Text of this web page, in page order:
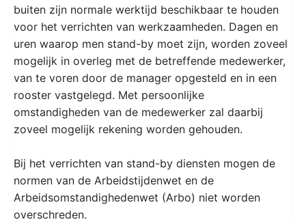
buiten zijn normale werktijd beschikbaar te houden
voor het verrichten van werkzaamheden. Dagen en
uren waarop men stand-by moet zijn, worden zoveel
mogelijk in overleg met de betreffende medewerker,
van te voren door de manager opgesteld en in een
rooster vastgelegd. Met persoonlijke
omstandigheden van de medewerker zal daarbij
zoveel mogelijk rekening worden gehouden.
Bij het verrichten van stand-by diensten mogen de
normen van de Arbeidstijdenwet en de
Arbeidsomstandighedenwet (Arbo) niet worden
overschreden.